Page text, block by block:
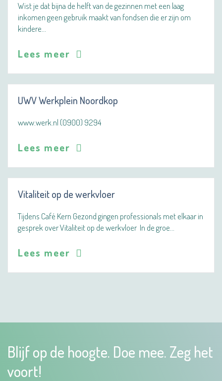
Wist je dat bijna de helft van de gezinnen met een laag
inkomen geen gebruik maakt van fondsen die er zijn om
kindere…
Lees meer
UWV Werkplein Noordkop
www.werk.nl (0900) 9294
Lees meer
Vitaliteit op de werkvloer
Tijdens Café Kern Gezond gingen professionals met elkaar in
gesprek over Vitaliteit op de werkvloer In de groe…
Lees meer
Blijf op de hoogte. Doe mee. Zeg het
voort!